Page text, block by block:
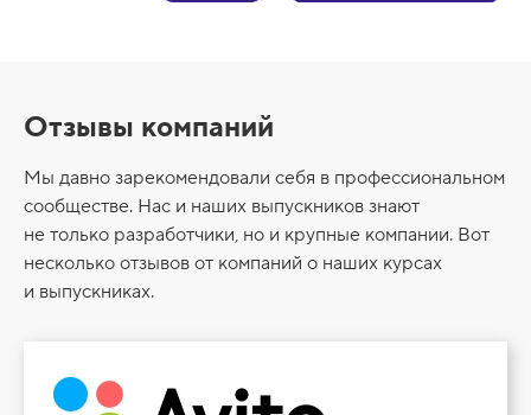
Отзывы компаний
Мы давно зарекомендовали себя в профессиональном
сообществе. Нас и наших выпускников знают
не только разработчики, но и крупные компании. Вот
несколько отзывов от компаний о наших курсах
и выпускниках.